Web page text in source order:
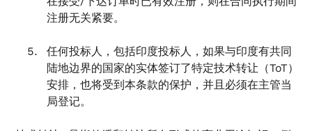
注册无关紧要。
任何投标人，包括印度投标人，如果与印度有共同
陆地边界的国家的实体签订了特定技术转让（ToT）
安排，也将受到本条款的保护，并且必须在主管当
局登记。